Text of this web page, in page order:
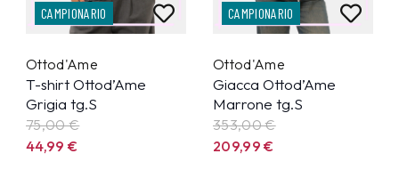
CAMPIONARIO
Ottod'Ame
T-shirt Ottod’Ame
Grigia tg.S
75,00 €
44,99€
CAMPIONARIO
Ottod'Ame
Giacca Ottod’Ame
Marrone tg.S
353,00 €
209,99€